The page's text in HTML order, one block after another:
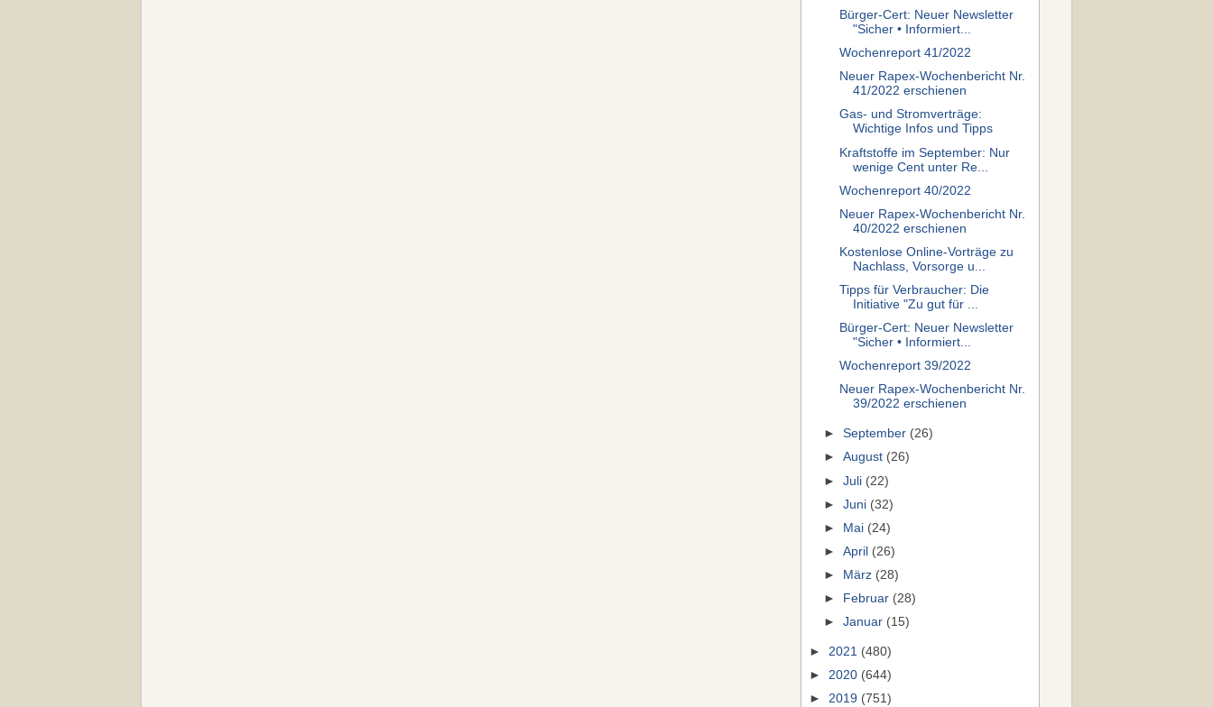
Bürger-Cert: Neuer Newsletter
"Sicher • Informiert...
Wochenreport 41/2022
Neuer Rapex-Wochenbericht Nr.
41/2022 erschienen
Gas- und Stromverträge:
Wichtige Infos und Tipps
Kraftstoffe im September: Nur
wenige Cent unter Re...
Wochenreport 40/2022
Neuer Rapex-Wochenbericht Nr.
40/2022 erschienen
Kostenlose Online-Vorträge zu
Nachlass, Vorsorge u...
Tipps für Verbraucher: Die
Initiative "Zu gut für ...
Bürger-Cert: Neuer Newsletter
"Sicher • Informiert...
Wochenreport 39/2022
Neuer Rapex-Wochenbericht Nr.
39/2022 erschienen
►September (26)
►August (26)
►Juli (22)
►Juni (32)
►
Mai (24)
►April (26)
►
März (28)
►
Februar (28)
►Januar (15)
► 2021 (480)
► 2020 (644)
► 2019 (751)